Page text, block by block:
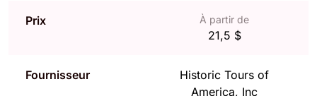
Prix À partir de
21,5 $
Fournisseur
Historic Tours of
America, Inc